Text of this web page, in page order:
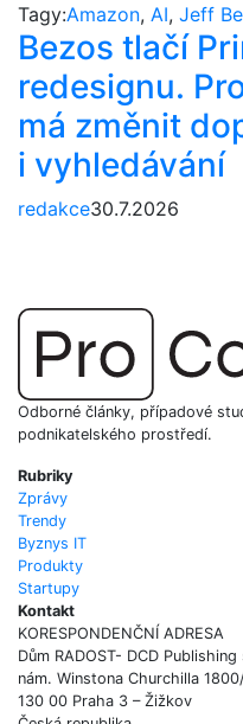
Tagy:Amazon, AI, Jeff
Bezos tlačí
redesignu.
má změnit
i vyhledávání
redakce30.7.2026
Odborné články, případové
podnikatelského prostředí.
Rubriky
Zprávy
Trendy
Byznys IT
Produkty
Startupy
Kontakt
KORESPONDENČNÍ ADRESA
Dům RADOST- DCD Publishing
nám. Winstona Churchilla
130 00 Praha 3 – Žižkov